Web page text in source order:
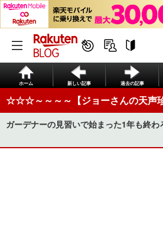
ホーム 新しい記事 過去の記事
☆☆☆～～～～【ジョーさんの天
ガーデナーの見習いで始まった1年も終